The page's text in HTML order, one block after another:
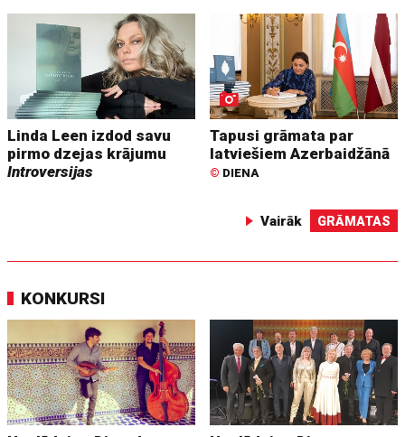
Linda Leen izdod savu
pirmo dzejas krājumu
Introversijas
Tapusi grāmata par
latviešiem Azerbaidžānā
© DIENA
Vairāk GRĀMATAS
KONKURSI